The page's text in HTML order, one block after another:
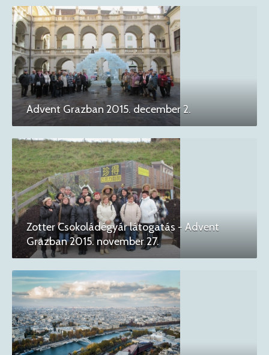
Advent Grazban 2015. december 2.
Zotter Csokoládégyár látogatás - Advent
Grazban 2015. november 27.